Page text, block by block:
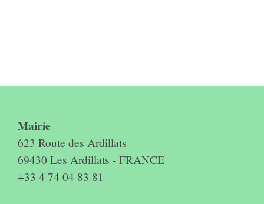
Mairie
623 Route des Ardillats
69430 Les Ardillats - FRANCE
+33 4 74 04 83 81